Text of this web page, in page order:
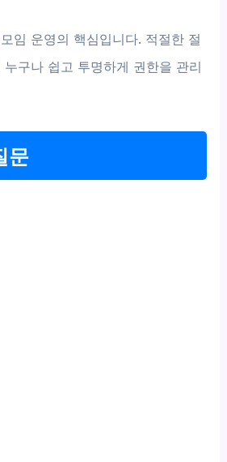
임 운영의 핵심입니다. 적절한 절
구나 쉽고 투명하게 권한을 관리
문